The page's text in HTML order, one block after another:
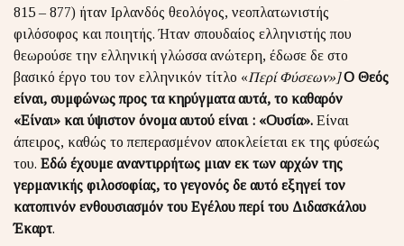
815 – 877) ήταν Ιρλανδός θεολόγος, νεοπλατωνιστής
φιλόσοφος και ποιητής. Ήταν σπουδαίος ελληνιστής που
θεωρούσε την ελληνική γλώσσα ανώτερη, έδωσε δε στο
βασικό έργο του τον ελληνικόν τίτλο «Περί Φύσεων»] Ο Θεός
είναι, συμφώνως προς τα κηρύγματα αυτά, το καθαρόν
«Είναι» και ύψιστον όνομα αυτού είναι : «Ουσία». Είναι
άπειρος, καθώς το πεπερασμένον αποκλείεται εκ της φύσεώς
του. Εδώ έχουμε αναντιρρήτως μιαν εκ των αρχών της
γερμανικής φιλοσοφίας, το γεγονός δε αυτό εξηγεί τον
κατοπινόν ενθουσιασμόν του Εγέλου περί του Διδασκάλου
Έκαρτ.